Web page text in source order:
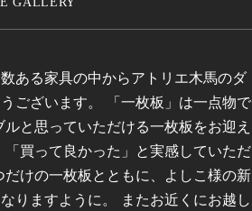
ある家具の中からアトリエ木馬のダ
ございます。 「一枚板」は一点物で
と思っていただける一枚板をお迎え
買って良かった」と実感していただ
けの一枚板とともに、よしこ様の新
りますように。 またお近くにお越し